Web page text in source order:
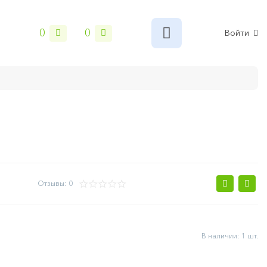
0 0 Войти
Отзывы: 0
В наличии: 1 шт.